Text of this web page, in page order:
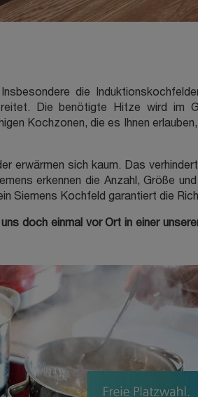
die
Die benötigte Hitze wird im
Kochzonen, die es Ihnen
erwärmen sich kaum. Das
erkennen die Anzahl, Größe
Siemens Kochfeld garantiert die
doch einmal vor Ort in einer